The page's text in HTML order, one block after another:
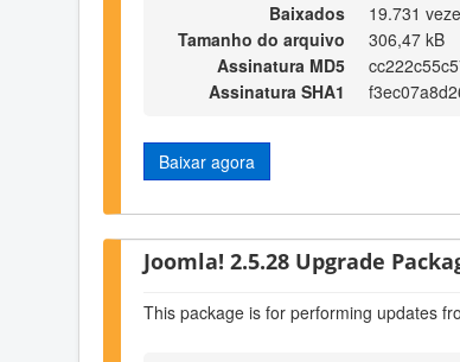
Baixados
19.731
Tamanho do arquivo
306,47 kB
Assinatura MD5
Assinatura SHA1
Baixar agora
Joomla! 2.5.28 Upgrade
This package is for performing updates